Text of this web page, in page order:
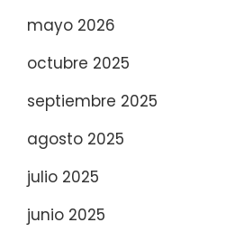
mayo 2026
octubre 2025
septiembre 2025
agosto 2025
julio 2025
junio 2025